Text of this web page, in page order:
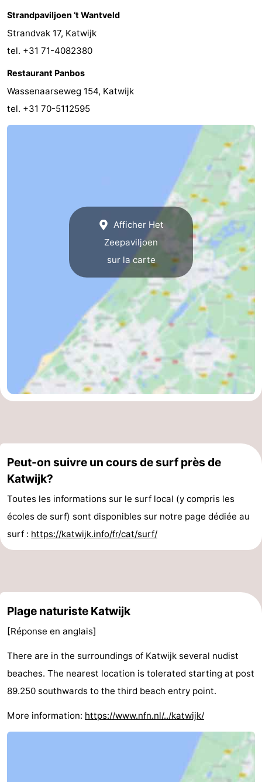
aan
Zee
Noordhollands
duinreservaat
-
Wijk
Zee
-
Zuid-
Amsterdam
-
Rotterdam
Rockanje
Météo
Strandpaviljoen ‘t Wantveld
Strandvak 17, Katwijk
tel. +31 71-4082380
Restaurant Panbos
Wassenaarseweg 154, Katwijk
tel. +31 70-5112595
Afficher Het
Zeepaviljoen
sur la carte
Peut-on suivre un cours de surf près de
Katwijk?
Toutes les informations sur le surf local (y compris les
écoles de surf) sont disponibles sur notre page dédiée au
surf : https://katwijk.info/fr/cat/surf/
Plage naturiste Katwijk
[Réponse en anglais]
There are in the surroundings of Katwijk several nudist
beaches. The nearest location is tolerated starting at post
89.250 southwards to the third beach entry point.
More information: https://www.nfn.nl/../katwijk/